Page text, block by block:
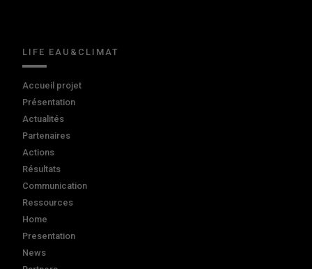
LIFE EAU&CLIMAT
Accueil projet
Présentation
Actualités
Partenaires
Actions
Résultats
Communication
Ressources
Home
Presentation
News